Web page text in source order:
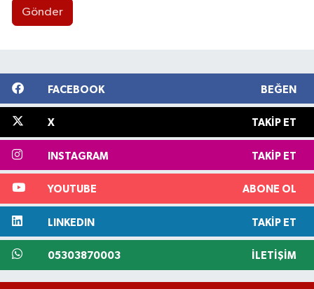
Gönder
FACEBOOK BEĞEN
X TAKIP ET
INSTAGRAM TAKIP ET
YOUTUBE ABONE OL
LINKEDIN TAKIP ET
05303870003 İLETIŞIM